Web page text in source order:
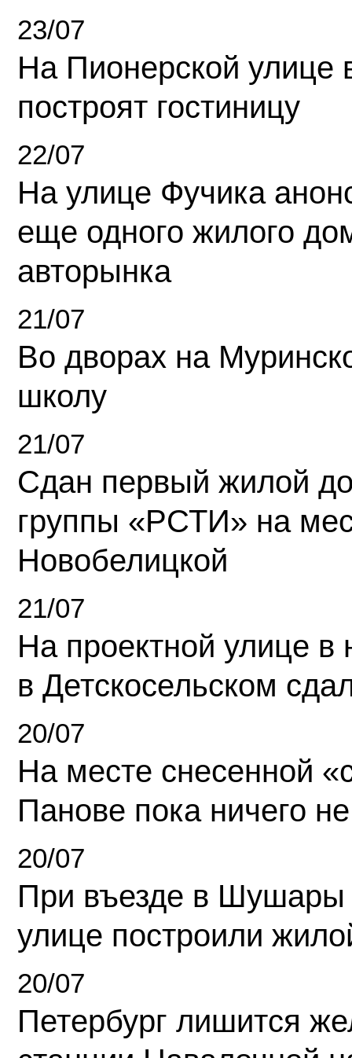
23/07
На Пионерской улице
построят гостиницу
22/07
На улице Фучика
еще одного жилого
авторынка
21/07
Во дворах на
школу
21/07
Сдан первый жилой
группы «РСТИ» на
Новобелицкой
21/07
На проектной улице
в Детскосельском
20/07
На месте снесенной
Панове пока ничего
20/07
При въезде в Шушары
улице построили
20/07
Петербург лишится